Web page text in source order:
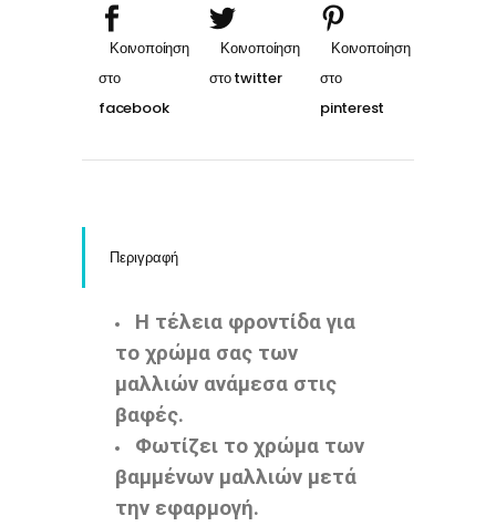
Περιγραφή
Η τέλεια φροντίδα για
το χρώμα σας των
μαλλιών ανάμεσα στις
βαφές.
Φωτίζει το χρώμα των
βαμμένων μαλλιών μετά
την εφαρμογή.